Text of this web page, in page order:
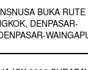
BUKA RUTE
DENPASAR-